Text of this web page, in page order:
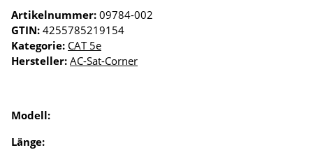
Artikelnummer: 09784-002
GTIN: 4255785219154
Kategorie: CAT 5e
Hersteller: AC-Sat-Corner
Modell:
Länge: